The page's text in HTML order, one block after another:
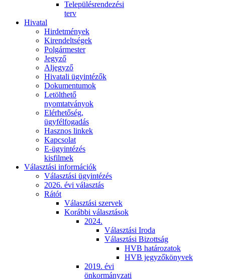
Településrendezési
terv
Hivatal
Hirdetmények
Kirendeltségek
Polgármester
Jegyző
Aljegyző
Hivatali ügyintézők
Dokumentumok
Letölthető
nyomtatványok
Elérhetőség,
ügyfélfogadás
Hasznos linkek
Kapcsolat
E-ügyintézés
kisfilmek
Választási információk
Választási ügyintézés
2026. évi választás
Rátót
Választási szervek
Korábbi választások
2024.
Választási Iroda
Választási Bizottság
HVB határozatok
HVB jegyzőkönyvek
2019. évi
önkormányzati